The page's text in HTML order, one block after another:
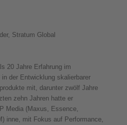
Stratum Global
20 Jahre Erfahrung im
der Entwicklung skalierbarer
mit, darunter zwölf Jahre
zehn Jahren hatte er
Media (Maxus, Essence,
inne, mit Fokus auf Performance,